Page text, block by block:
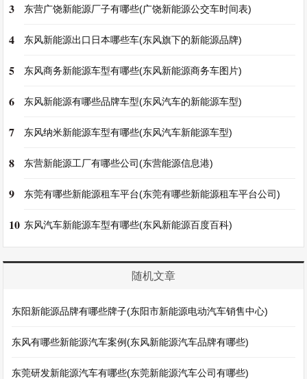
3 东营广饶新能源厂子有哪些(广饶新能源公交车时间表)
4 东风新能源出口日本哪些车(东风旗下的新能源品牌)
5 东风商务新能源车型有哪些(东风新能源商务车图片)
6 东风新能源有哪些品牌车型(东风汽车的新能源车型)
7 东风纳米新能源车型有哪些(东风汽车新能源车型)
8 东营新能源工厂有哪些公司(东营能源信息港)
9 东莞有哪些新能源租车平台(东莞有哪些新能源租车平台公司)
10 东风汽车新能源车型有哪些(东风新能源百度百科)
随机文章
东阳新能源品牌有哪些牌子(东阳市新能源电动汽车销售中心)
东风有哪些新能源汽车案例(东风新能源汽车品牌有哪些)
东莞研发新能源汽车有哪些(东莞新能源汽车公司有哪些)